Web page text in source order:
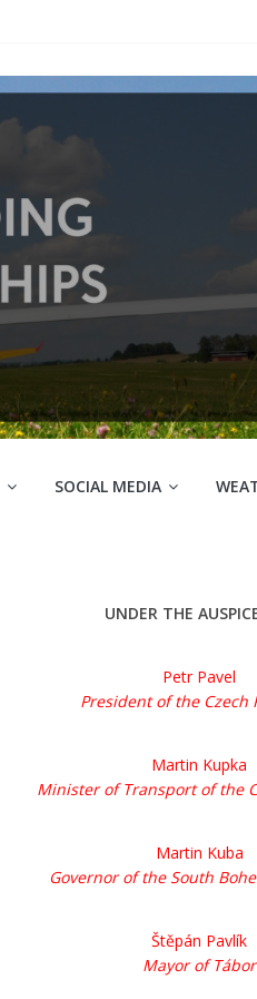
SOCIAL MEDIA
UNDER THE
Petr Pavel
President of the Czech
Martin Kupka
Minister of Transport of the
Martin Kuba
Governor of the South
Štěpán Pavlík
Mayor of Tábor